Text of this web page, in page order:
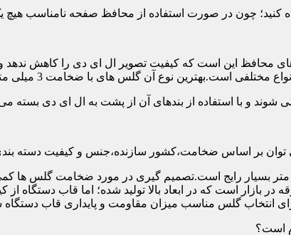
کنید؛ چون در صورت استفاده از محافظ صفحه نامناسب هیچ
محافظ این است که کیفیت تصویر ال ای دی را کاهش ندهد
است.بهترین نوع آن گلس های با ضخامت 3 میلی متر است.
شوند و با استفاده از بندهای آن از پشت به ال ای دی بسته
بر اساس ضخامت،کشور سازنده،جنس و کیفیت دسته
بازار ضخامت های 2،2.5 و 3 میلی متر بسیار رایج است.تصمیم گیری در
در بازار است که در ابعاد بالا تولید شده؛ اما قاب
انتخاب گلس مناسب میزان مقاومت و پایداری قاب
است؟